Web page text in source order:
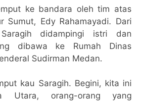
ke bandara oleh tim atas
Sumut, Edy Rahamayadi. Dari
didampingi istri dan
dibawa ke Rumah Dinas
Sudirman Medan.
kau Saragih. Begini, kita ini
Utara, orang-orang yang